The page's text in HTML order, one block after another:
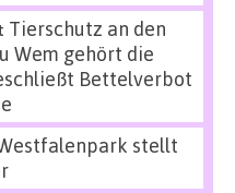
Tierschutz an den
Wem gehört die
Bettelverbot
stellt